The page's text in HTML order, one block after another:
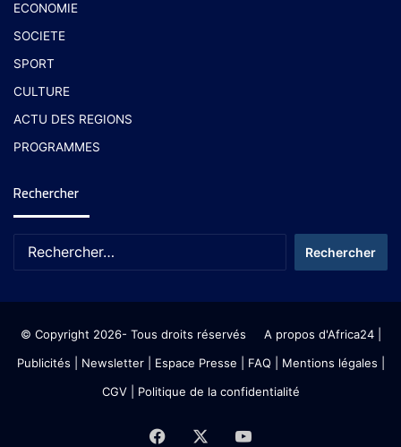
ECONOMIE
SOCIETE
SPORT
CULTURE
ACTU DES REGIONS
PROGRAMMES
Rechercher
© Copyright 2026- Tous droits réservés A propos d'Africa24|
Publicités
Newsletter| Espace Presse | FAQ | Mentions légales
CGV| Politique de la confidentialité